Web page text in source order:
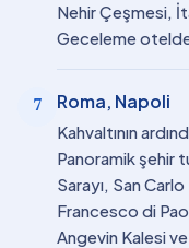
Nehir Çeşmesi,
Geceleme
7 Roma, Napoli
Kahvaltının
Panoramik şehir
Sarayı, San
Francesco di
Angevin Kalesi